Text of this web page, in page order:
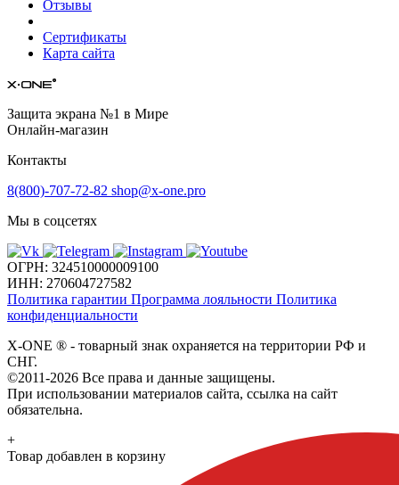
Отзывы
Сертификаты
Карта сайта
Защита экрана №1 в Мире
Онлайн-магазин
Контакты
8(800)-707-72-82 shop@x-one.pro
Мы в соцсетях
ОГРН: 324510000009100
ИНН: 270604727582
Политика гарантии Программа лояльности Политика
конфиденциальности
X-ONE ® - товарный знак охраняется на территории РФ и
СНГ.
©2011-2026 Все права и данные защищены.
При использовании материалов сайта, ссылка на сайт
обязательна.
+
Товар добавлен в корзину